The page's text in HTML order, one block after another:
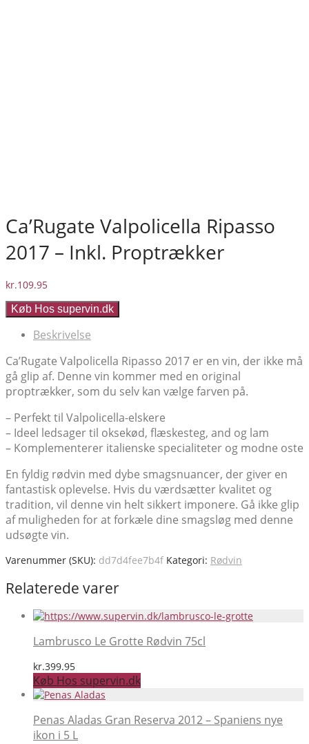
Ca’Rugate Valpolicella Ripasso
2017 – Inkl. Proptrækker
kr.109.95
Køb Hos supervin.dk
Beskrivelse
Ca’Rugate Valpolicella Ripasso 2017 er en vin, der ikke må
gå glip af. Denne vin kommer med en original
proptrækker, som du selv kan vælge farven på.
– Perfekt til Valpolicella-elskere
– Ideel ledsager til oksekød, flæskesteg, and og lam
– Komplementerer italienske specialiteter og modne oste
En fyldig rødvin med dybe smagsnuancer, der giver en
fantastisk oplevelse. Hvis du værdsætter kvalitet og
tradition, vil denne vin helt sikkert imponere. Gå ikke glip
af muligheden for at forkæle dine smagsløg med denne
udsøgte vin.
Varenummer (SKU): dd7d4fee7b4f Kategori: Rødvin
Relaterede varer
Lambrusco Le Grotte Rødvin 75cl
kr.399.95
Køb Hos supervin.dk
Penas Aladas Gran Reserva 2012 – Spaniens nye
ikon i 5 L